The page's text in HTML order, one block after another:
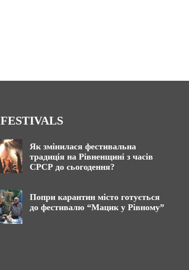
FESTIVALS
Як змінилася фестивальна
традиція на Рівненщині з часів
СРСР до сьогодення?
Попри карантин місто готується
до фестивалю “Мацик у Рівному”